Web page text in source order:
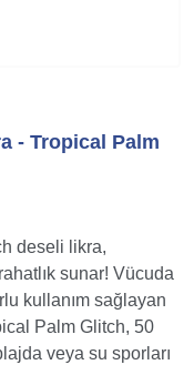
- Tropical Palm
deseli likra,
sunar! Vücuda
kullanım sağlayan
Palm Glitch, 50
veya su sporları